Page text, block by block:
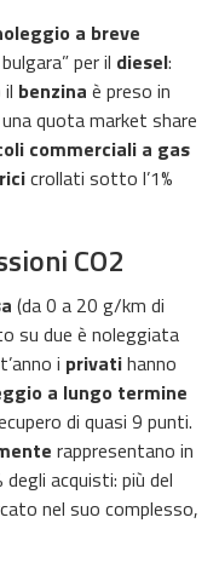
a breve
per il diesel:
benzina è preso in
quota market share
commerciali a gas
crollati sotto l’1%
CO2
(da 0 a 20 g/km di
su due è noleggiata
i privatihanno
a lungo termine
di quasi 9 punti.
rappresentano in
acquisti: più del
nel suo complesso,